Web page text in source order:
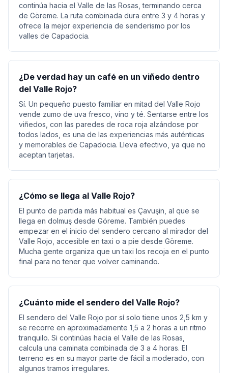
continúa hacia el Valle de las Rosas, terminando cerca
de Göreme. La ruta combinada dura entre 3 y 4 horas y
ofrece la mejor experiencia de senderismo por los
valles de Capadocia.
¿De verdad hay un café en un viñedo dentro
del Valle Rojo?
Sí. Un pequeño puesto familiar en mitad del Valle Rojo
vende zumo de uva fresco, vino y té. Sentarse entre los
viñedos, con las paredes de roca roja alzándose por
todos lados, es una de las experiencias más auténticas
y memorables de Capadocia. Lleva efectivo, ya que no
aceptan tarjetas.
¿Cómo se llega al Valle Rojo?
El punto de partida más habitual es Çavuşin, al que se
llega en dolmuş desde Göreme. También puedes
empezar en el inicio del sendero cercano al mirador del
Valle Rojo, accesible en taxi o a pie desde Göreme.
Mucha gente organiza que un taxi los recoja en el punto
final para no tener que volver caminando.
¿Cuánto mide el sendero del Valle Rojo?
El sendero del Valle Rojo por sí solo tiene unos 2,5 km y
se recorre en aproximadamente 1,5 a 2 horas a un ritmo
tranquilo. Si continúas hacia el Valle de las Rosas,
calcula una caminata combinada de 3 a 4 horas. El
terreno es en su mayor parte de fácil a moderado, con
algunos tramos irregulares.